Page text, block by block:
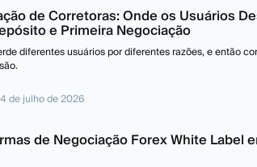
de Corretoras: Onde os Usuários
e Primeira Negociação
diferentes usuários por diferentes razões, e então
de julho de 2026
de Negociação Forex White Label